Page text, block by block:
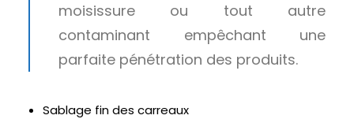
moisissure ou tout autre
contaminant empêchant une
parfaite pénétration des produits.
Sablage fin des carreaux